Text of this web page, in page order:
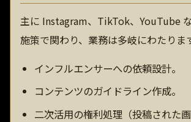
主に Instagram、TikTok、YouTube
施策で関わり、業務は多岐にわたりま
インフルエンサーへの依頼設計。
コンテンツのガイドライン作成。
二次活用の権利処理（投稿された画